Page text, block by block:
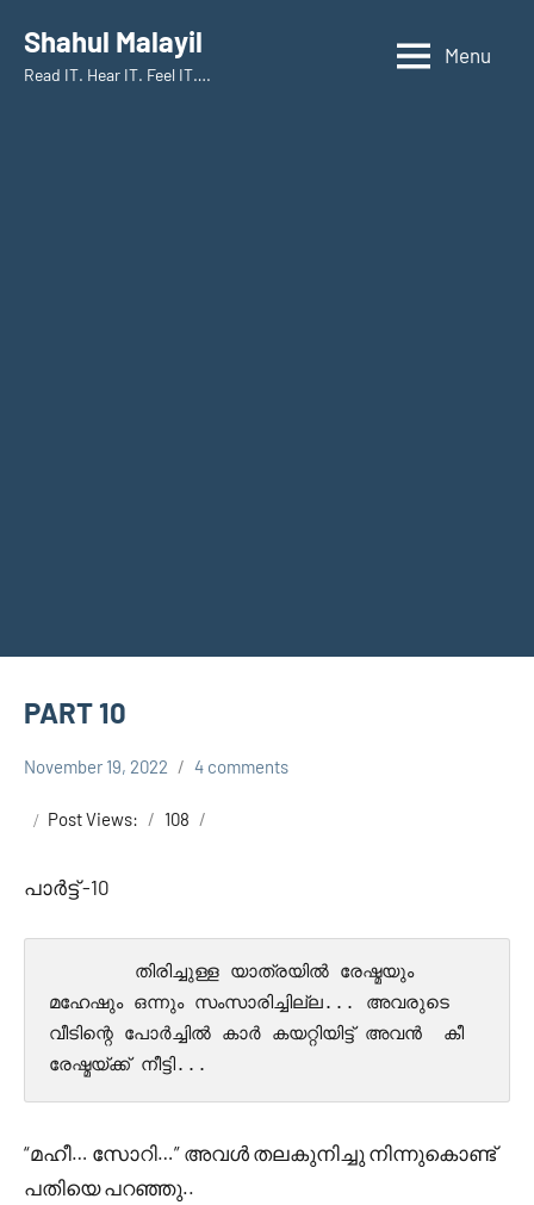
content
Shahul Malayil
Read IT. Hear IT. Feel IT….
Menu
PART 10
- KARNAN
November 19, 2022
Cm
4 comments
Post Views: 108
പാർട്ട്‌ -10
മഹേഷും ഒന്നും സംസാരിച്ചില്ല... അവരുടെ
വീടിന്റെ പോർച്ചിൽ കാർ കയറ്റിയിട്ട് അവൻ  കീ
രേഷ്മയ്ക്ക് നീട്ടി...
“മഹീ… സോറി…” അവൾ തലകുനിച്ചു നിന്നുകൊണ്ട്
പതിയെ പറഞ്ഞു..